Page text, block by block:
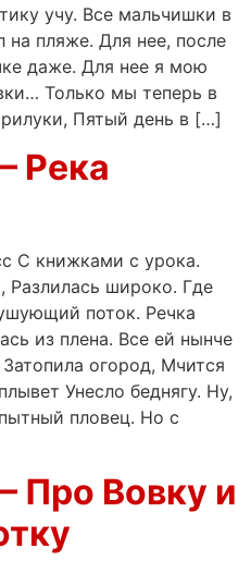
учу. Все мальчишки в
на пляже. Для нее, после
даже. Для нее я мою
Только мы теперь в
Пятый день в […]
Река
С книжками с урока.
Разлилась широко. Где
поток. Речка
из плена. Все ей нынче
огород, Мчится
Унесло беднягу. Ну,
пловец. Но с
Про Вовку и